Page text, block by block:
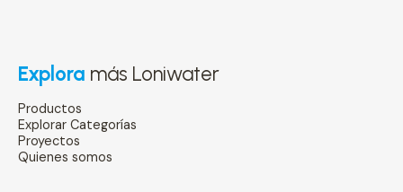
Explora más Loniwater
Productos
Explorar Categorías
Proyectos
Quienes somos